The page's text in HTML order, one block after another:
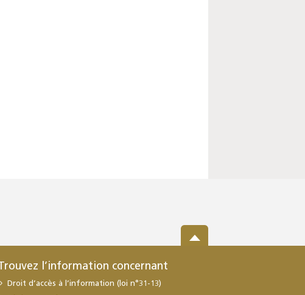
Trouvez l’information concernant
Droit d’accès à l’information (loi n°31-13)